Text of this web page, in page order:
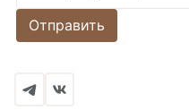
Ошибка заполнения
Отправить